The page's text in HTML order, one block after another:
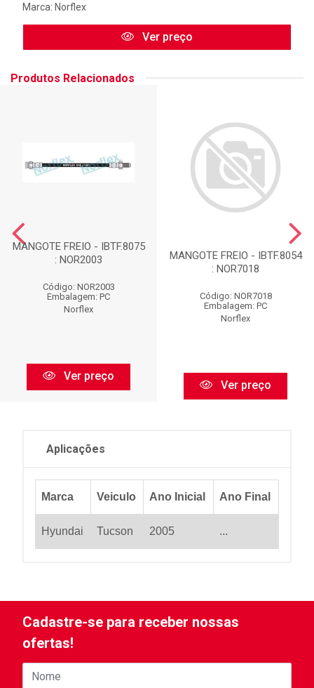
Marca: Norflex
Ver preço
Produtos Relacionados
MANGOTE FREIO - IBTF.8075
: NOR2003
Código: NOR2003
Embalagem: PC
Norflex
Ver preço
MANGOTE FREIO - IBTF.8054
: NOR7018
Código: NOR7018
Embalagem: PC
Norflex
Ver preço
Aplicações
Marca Veiculo Ano Inicial Ano Final
Hyundai Tucson 2005 ...
Cadastre-se para receber nossas
ofertas!